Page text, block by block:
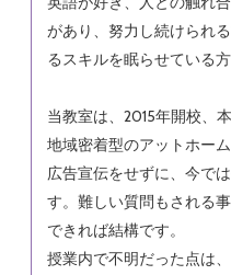
があり、努力し続けられる
るスキルを眠らせている方
当教室は、2015年開校、
地域密着型のアットホーム
広告宣伝をせずに、今で
す。難しい質問もされる
できれば結構です。
授業内で不明だった点は